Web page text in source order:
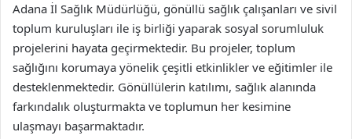
Adana İl Sağlık Müdürlüğü, gönüllü sağlık çalışanları ve sivil
toplum kuruluşları ile iş birliği yaparak sosyal sorumluluk
projelerini hayata geçirmektedir. Bu projeler, toplum
sağlığını korumaya yönelik çeşitli etkinlikler ve eğitimler ile
desteklenmektedir. Gönüllülerin katılımı, sağlık alanında
farkındalık oluşturmakta ve toplumun her kesimine
ulaşmayı başarmaktadır.